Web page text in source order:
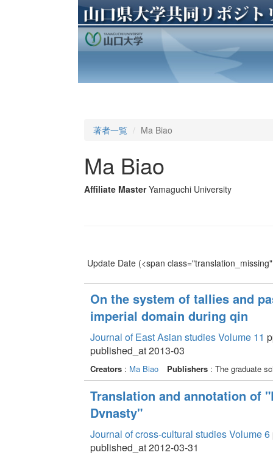
著者一覧 Ma Biao
Ma Biao
Affiliate Master Yamaguchi University
Update Date(<span
On the system of tallies and
imperial domain during qin
Journal of East Asian studies Volume 11
published_at 2013-03
Creators: Ma Biao Publishers: The graduate
Translation and annotation of
Dvnasty"
Journal of cross-cultural studies Volume 6
published_at 2012-03-31